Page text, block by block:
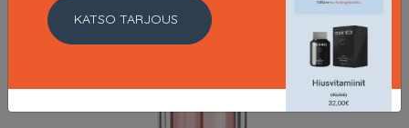
KATSO TARJOUS